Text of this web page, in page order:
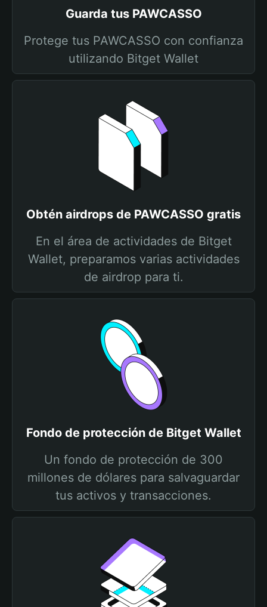
Guarda tus PAWCASSO
Protege tus PAWCASSO con confianza
utilizando Bitget Wallet
Obtén airdrops de PAWCASSO gratis
En el área de actividades de Bitget
Wallet, preparamos varias actividades
de airdrop para ti.
Fondo de protección de Bitget Wallet
Un fondo de protección de 300
millones de dólares para salvaguardar
tus activos y transacciones.